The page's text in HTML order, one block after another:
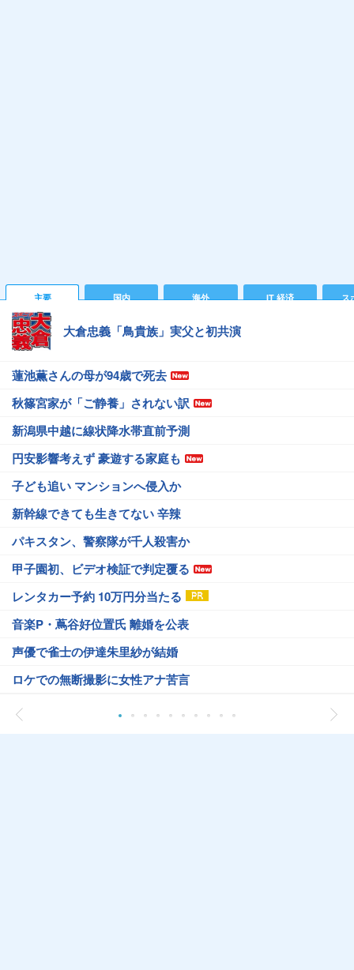
主要 国内 海外 IT 経済 ス
大倉忠義「鳥貴族」実父と初共演
蓮池薫さんの母が94歳で死去
秋篠宮家が「ご静養」されない訳
新潟県中越に線状降水帯直前予測
円安影響考えず 豪遊する家庭も
子ども追い マンションへ侵入か
新幹線できても生きてない 辛辣
パキスタン、警察隊が千人殺害か
甲子園初、ビデオ検証で判定覆る
レンタカー予約 10万円分当たる
音楽P・蔦谷好位置氏 離婚を公表
声優で雀士の伊達朱里紗が結婚
ロケでの無断撮影に女性アナ苦言